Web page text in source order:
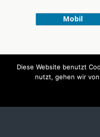
Mobil
Diese Website benutzt
nutzt, gehen wir